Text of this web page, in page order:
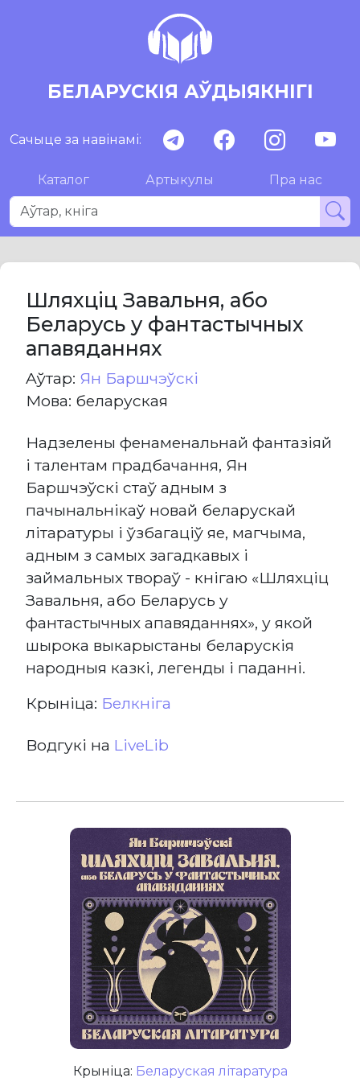
БЕЛАРУСКІЯ АЎДЫЯКНІГІ
Сачыце за навінамі:
Каталог Артыкулы Пра нас
Шляхціц Завальня, або
Беларусь у фантастычных
апавяданнях
Aўтар: Ян Баршчэўскі
Мова: беларуская
Надзелены фенаменальнай фантазіяй
і талентам прадбачання, Ян
Баршчэўскі стаў адным з
пачынальнікаў новай беларускай
літаратуры і ўзбагаціў яе, магчыма,
адным з самых загадкавых і
займальных твораў - кнігаю «Шляхціц
Завальня, або Беларусь у
фантастычных апавяданнях», у якой
шырока выкарыстаны беларускія
народныя казкі, легенды і паданні.
Крыніца: Белкніга
Водгукі на LiveLib
Крыніца: Беларуская літаратура